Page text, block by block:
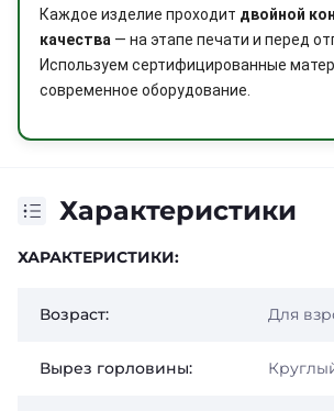
Каждое изделие проходит двойной
качества — на этапе печати и перед
Используем сертифицированные
современное оборудование.
Характеристики
ХАРАКТЕРИСТИКИ:
Возраст: Для
Вырез горловины: